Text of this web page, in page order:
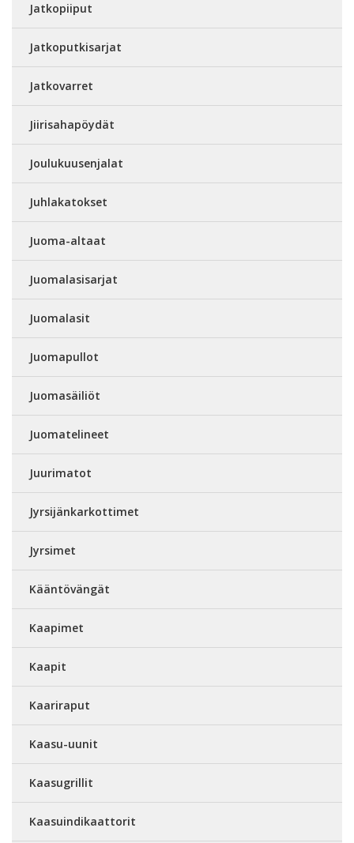
Jatkopiiput
Jatkoputkisarjat
Jatkovarret
Jiirisahapöydät
Joulukuusenjalat
Juhlakatokset
Juoma-altaat
Juomalasisarjat
Juomalasit
Juomapullot
Juomasäiliöt
Juomatelineet
Juurimatot
Jyrsijänkarkottimet
Jyrsimet
Kääntövängät
Kaapimet
Kaapit
Kaariraput
Kaasu-uunit
Kaasugrillit
Kaasuindikaattorit